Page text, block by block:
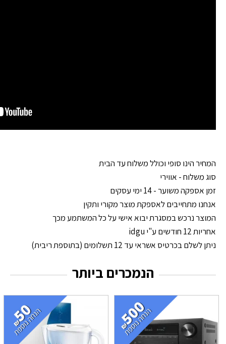
המחיר הינו סופי וכולל משלוח עד הבית
סוג משלוח - אווירי
זמן אספקה משוער - 14 ימי עסקים
אנחנו מתחייבים לאספקת מוצר מקורי ותקין
המוצר נרכש במסגרת יבוא אישי על כל המשתמע מכך
אחריות 12 חודשים ע"י idgu
ניתן לשלם בכרטיס אשראי עד 12 תשלומים (בתוספת ריבית)
הנמכרים ביותר